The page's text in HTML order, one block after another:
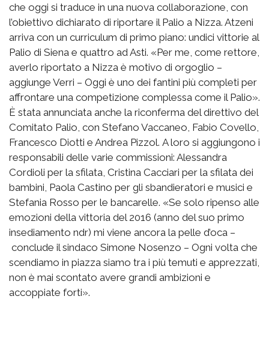
che oggi si traduce in una nuova collaborazione, con
l’obiettivo dichiarato di riportare il Palio a Nizza. Atzeni
arriva con un curriculum di primo piano: undici vittorie al
Palio di Siena e quattro ad Asti. «Per me, come rettore,
averlo riportato a Nizza è motivo di orgoglio –
aggiunge Verri – Oggi è uno dei fantini più completi per
affrontare una competizione complessa come il Palio».
È stata annunciata anche la riconferma del direttivo del
Comitato Palio, con Stefano Vaccaneo, Fabio Covello,
Francesco Diotti e Andrea Pizzol. A loro si aggiungono i
responsabili delle varie commissioni: Alessandra
Cordioli per la sfilata, Cristina Cacciari per la sfilata dei
bambini, Paola Castino per gli sbandieratori e musici e
Stefania Rosso per le bancarelle. «Se solo ripenso alle
emozioni della vittoria del 2016 (anno del suo primo
insediamento ndr) mi viene ancora la pelle d’oca –
conclude il sindaco Simone Nosenzo – Ogni volta che
scendiamo in piazza siamo tra i più temuti e apprezzati,
non è mai scontato avere grandi ambizioni e
accoppiate forti».